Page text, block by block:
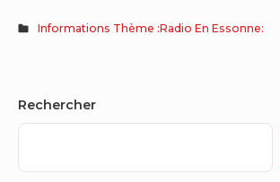
Informations Thème :Radio En Essonne:
Sidebar
Widget
Area
Rechercher